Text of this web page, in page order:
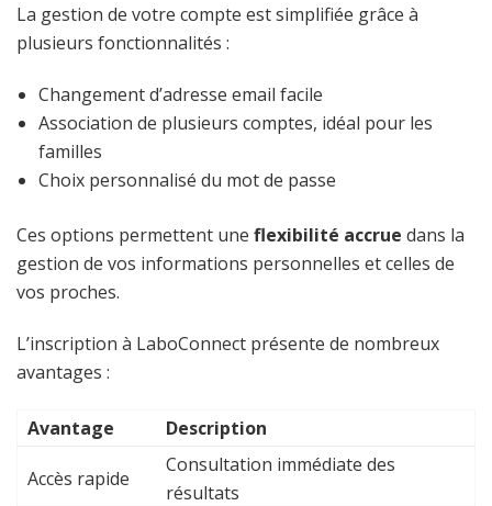
La gestion de votre compte est simplifiée grâce à
plusieurs fonctionnalités :
Changement d’adresse email facile
Association de plusieurs comptes, idéal pour les
familles
Choix personnalisé du mot de passe
Ces options permettent une flexibilité accrue dans la
gestion de vos informations personnelles et celles de
vos proches.
L’inscription à LaboConnect présente de nombreux
avantages :
Avantage Description
Accès rapide
Consultation immédiate des
résultats